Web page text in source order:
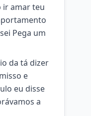
ir amar teu
Pega um
da tá dizer
e
eu disse
a